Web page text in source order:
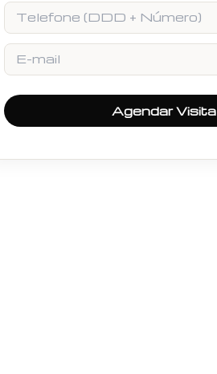
Telefone
E-mail
Agendar Visita